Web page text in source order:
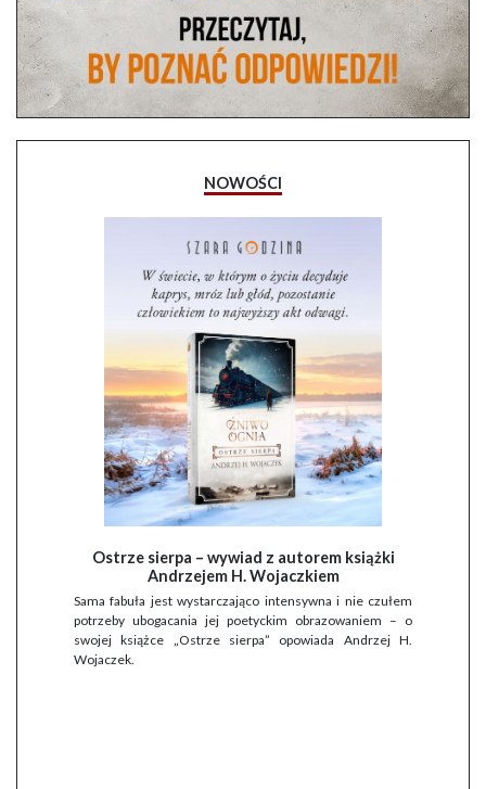
NOWOŚCI
Ostrze sierpa – wywiad z autorem książki
Andrzejem H. Wojaczkiem
Sama fabuła jest wystarczająco intensywna i nie czułem
potrzeby ubogacania jej poetyckim obrazowaniem – o
swojej książce „Ostrze sierpa” opowiada Andrzej H.
Wojaczek.